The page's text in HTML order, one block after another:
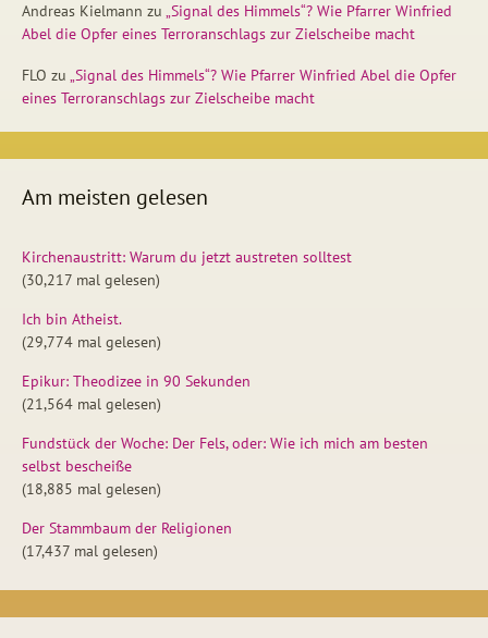
Andreas Kielmann zu „Signal des Himmels“? Wie Pfarrer Winfried
Abel die Opfer eines Terroranschlags zur Zielscheibe macht
FLO zu „Signal des Himmels“? Wie Pfarrer Winfried Abel die Opfer
eines Terroranschlags zur Zielscheibe macht
Am meisten gelesen
Kirchenaustritt: Warum du jetzt austreten solltest
(30,217 mal gelesen)
Ich bin Atheist.
(29,774 mal gelesen)
Epikur: Theodizee in 90 Sekunden
(21,564 mal gelesen)
Fundstück der Woche: Der Fels, oder: Wie ich mich am besten
selbst bescheiße
(18,885 mal gelesen)
Der Stammbaum der Religionen
(17,437 mal gelesen)